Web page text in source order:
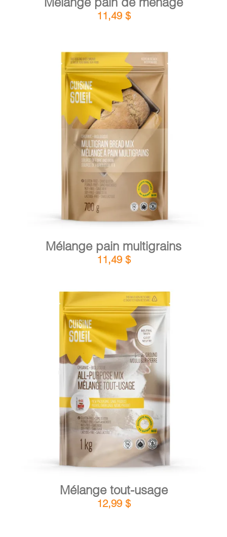
11,49 $
AJOUTER AU PANIER / DÉTAILS
Mélange pain multigrains
11,49 $
AJOUTER AU PANIER / DÉTAILS
Mélange tout-usage
12,99 $